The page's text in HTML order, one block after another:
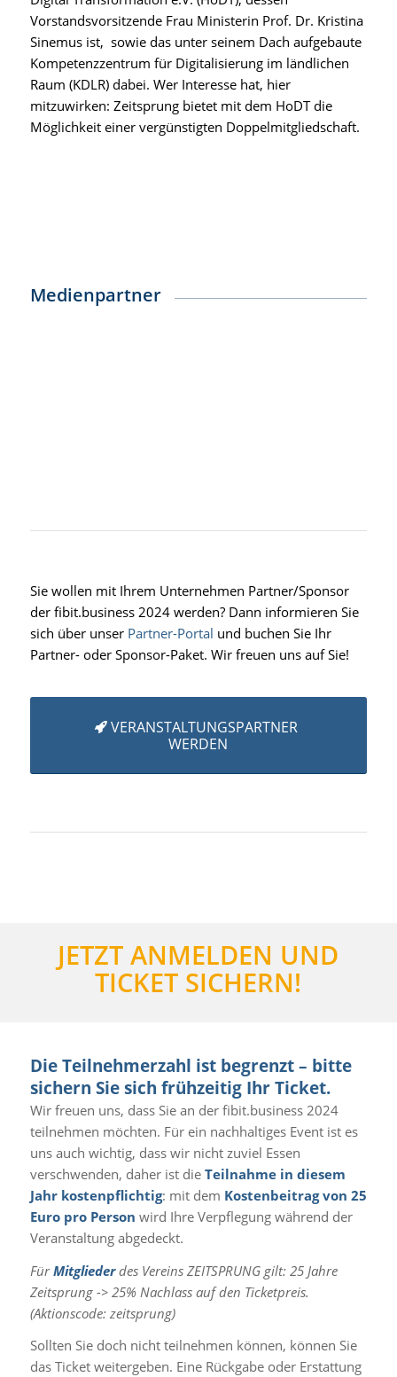
Vorstandsvorsitzende Frau Ministerin Prof. Dr. Kristina
Sinemus ist, sowie das unter seinem Dach aufgebaute
Kompetenzzentrum für Digitalisierung im ländlichen
Raum (KDLR) dabei. Wer Interesse hat, hier
mitzuwirken: Zeitsprung bietet mit dem HoDT die
Möglichkeit einer vergünstigten Doppelmitgliedschaft.
Medienpartner
Sie wollen mit Ihrem Unternehmen Partner/Sponsor
der fibit.business 2024 werden? Dann informieren Sie
sich über unser Partner-Portal und buchen Sie Ihr
Partner- oder Sponsor-Paket. Wir freuen uns auf Sie!
VERANSTALTUNGSPARTNER
WERDEN
JETZT ANMELDEN UND
TICKET SICHERN!
Die Teilnehmerzahl ist begrenzt – bitte
sichern Sie sich frühzeitig Ihr Ticket.
Wir freuen uns, dass Sie an der fibit.business 2024
teilnehmen möchten. Für ein nachhaltiges Event ist es
uns auch wichtig, dass wir nicht zuviel Essen
verschwenden, daher ist die Teilnahme in diesem
Jahr kostenpflichtig: mit dem Kostenbeitrag von 25
Europro Person wird Ihre Verpflegung während der
Veranstaltung abgedeckt.
FürMitgliederdes Vereins ZEITSPRUNG gilt: 25 Jahre
Zeitsprung -> 25% Nachlass auf den Ticketpreis.
(Aktionscode: zeitsprung)
Sollten Sie doch nicht teilnehmen können, können Sie
das Ticket weitergeben. Eine Rückgabe oder Erstattung